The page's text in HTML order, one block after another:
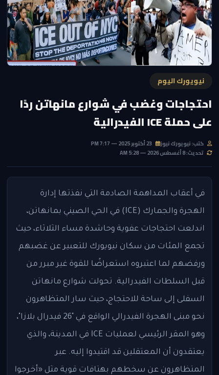
نيويورك اليوم
احتجاجات وغضب في شوارع مانهاتن ردًا
على حملة ICE الفيدرالية
كتب: نيويورك نيوز
تحديث: 8 أغسطس 2026 — 5:28 AM
في أعقاب المداهمة الصادمة التي نفذتها إدارة
الهجرة والجمارك (ICE) في الحي الصيني بمانهاتن،
اندلعت احتجاجات عفوية وحاشدة مساء الثلاثاء، حيث
تجمع المئات من سكان نيويورك للتعبير عن غضبهم
ورفضهم لما اعتبروه استعراضًا للقوة غير مبرر من
قبل السلطات الفيدرالية. تحولت شوارع مانهاتن
السفلى إلى ساحة للاحتجاج، حيث سار المتظاهرون
نحو مبنى الهجرة الفيدرالي الواقع في "26 فيدرال بلازا"،
وهو المقر الرئيسي لعمليات ICE في المدينة، والذي
يعتقدون أن المعتقلين قد اقتيدوا إليه. عبر
المتظاهرون عن سخطهم بهتافات قوية مثل «أخرجوا